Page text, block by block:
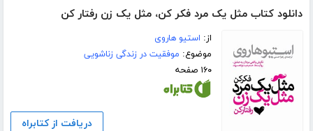
دانلود کتاب مثل یک مرد فکر کن، مثل یک زن رفتار کن
از: استیو هاروی
موضوع: موفقیت در زندگی زناشویی
۱۶۰ صفحه
دریافت از کتابراه